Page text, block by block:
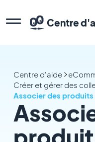
Centre
Centre d'aide
Créer et gérer des
Associer des